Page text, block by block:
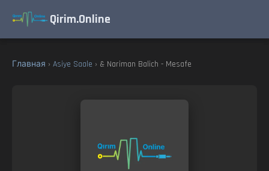
Qirim.Online
Главная › Asiye Saale › & Nariman Balich - Mesafe